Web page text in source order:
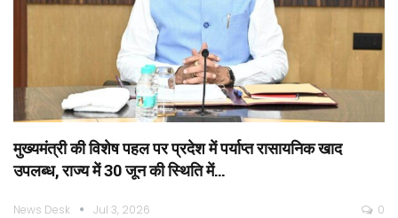
मुख्यमंत्री की विशेष पहल पर प्रदेश में पर्याप्त रासायनिक खाद
उपलब्ध, राज्य में 30 जून की स्थिति में…
News Desk Jul 3, 2026 0